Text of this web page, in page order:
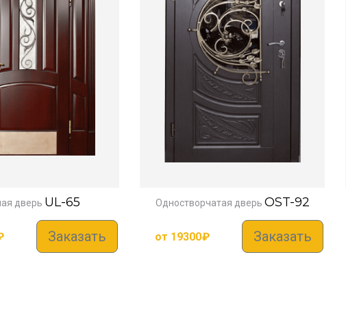
дверь UL-65
Заказать
Одностворчатая дверь OST-92
от 19300₽ Заказать